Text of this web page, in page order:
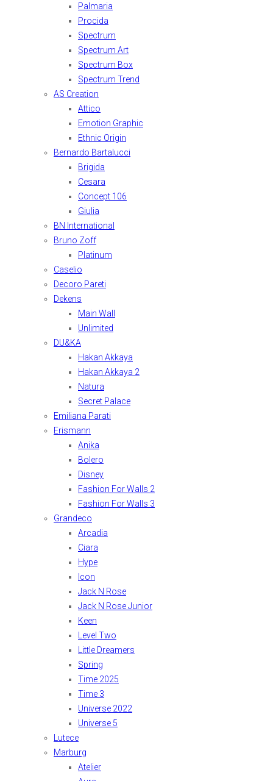
Palmaria
Procida
Spectrum
Spectrum Art
Spectrum Box
Spectrum Trend
AS Creation
Attico
Emotion Graphic
Ethnic Origin
Bernardo Bartalucci
Brigida
Cesara
Concept 106
Giulia
BN International
Bruno Zoff
Platinum
Caselio
Decoro Pareti
Dekens
Main Wall
Unlimited
DU&KA
Hakan Akkaya
Hakan Akkaya 2
Natura
Secret Palace
Emiliana Parati
Erismann
Anika
Bolero
Disney
Fashion For Walls 2
Fashion For Walls 3
Grandeco
Arcadia
Ciara
Hype
Icon
Jack N Rose
Jack N Rose Junior
Keen
Level Two
Little Dreamers
Spring
Time 2025
Time 3
Universe 2022
Universe 5
Lutece
Marburg
Atelier